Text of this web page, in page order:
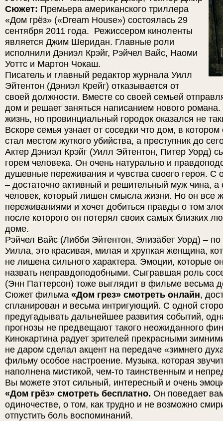
Сюжет: Премьера американского триллера
«Дом грёз» («Dream House») состоялась 29
сентября 2011 года. Режиссером киноленты
является Джим Шеридан. Главные роли
исполнили Дэниэл Крэйг, Рэйчел Вайс, Наоми
Уоттс и Мартон Чокаш.
Писатель и главный редактор журнала Уилл
Эйтентон (Дэниэл Крейг) отказывается от
своей должности. Вместе со своей семьей
дом и решает заняться написанием нового
жизнь, но провинциальный городок оказался не
Вскоре семья узнает от соседки что дом, в котором
стал местом жуткого убийства, а преступник до
Актер Дэниэл Крэйг (Уилл Эйтентон, Питер Уорд)
горем человека. Он очень натурально и
душевные переживания и чувства своего героя. С
– достаточно активный и решительный муж чина,
человек, который лишен смысла жизни. Но он все
переживаниями и хочет добиться правды о том
после которого он потерял своих самых близких
доме.
Рэйчел Вайс (Либби Эйтентон, Элизабет Уорд) –
Уилла, это красивая, милая и хрупкая женщина,
не лишена сильного характера. Эмоции, которые
назвать неправдоподобными. Сыгравшая роль
(Энн Паттерсон) тоже выглядит в фильме весьма
Сюжет фильма «Дом грез» смотреть онлайн,
спланирован и весьма интригующий. С одной
предугадывать дальнейшее развития событий,
прогнозы не предвещают такого неожиданного
Кинокартина радует зрителей прекрасными
не даром сделал акцент на передаче «зимнего
фильму особое настроение. Музыка, которая
наполнена мистикой, чем-то таинственным и
Вы можете этот сильный, интересный и очень
«Дом грёз» смотреть бесплатно. Он поведает
одиночестве, о том, как трудно и не возможно
отпустить боль воспоминаний.